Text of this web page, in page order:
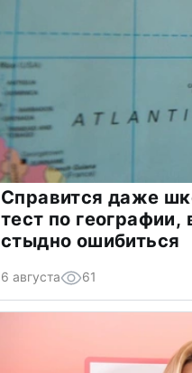
Справится даже
тест по географии,
стыдно ошибиться
6 августа 61